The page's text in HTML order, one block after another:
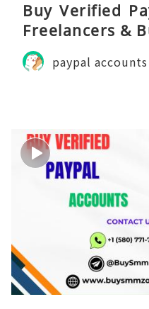
Buy Verified
Freelancers &
paypal accounts